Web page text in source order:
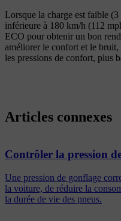
Lorsque la charge est faible
inférieure à 180 km/h (112
ECO pour obtenir un bon
améliorer le confort et le
les pressions de confort, plus
Articles connexes
Contrôler la pression
Une pression de gonflage
la voiture, de réduire la
la durée de vie des pneus.